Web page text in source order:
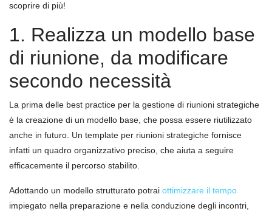
scoprire di più!
1. Realizza un modello base
di riunione, da modificare
secondo necessità
La prima delle best practice per la gestione di riunioni strategiche
è la creazione di un modello base, che possa essere riutilizzato
anche in futuro. Un template per riunioni strategiche fornisce
infatti un quadro organizzativo preciso, che aiuta a seguire
efficacemente il percorso stabilito.
Adottando un modello strutturato potrai ottimizzare il tempo
impiegato nella preparazione e nella conduzione degli incontri,